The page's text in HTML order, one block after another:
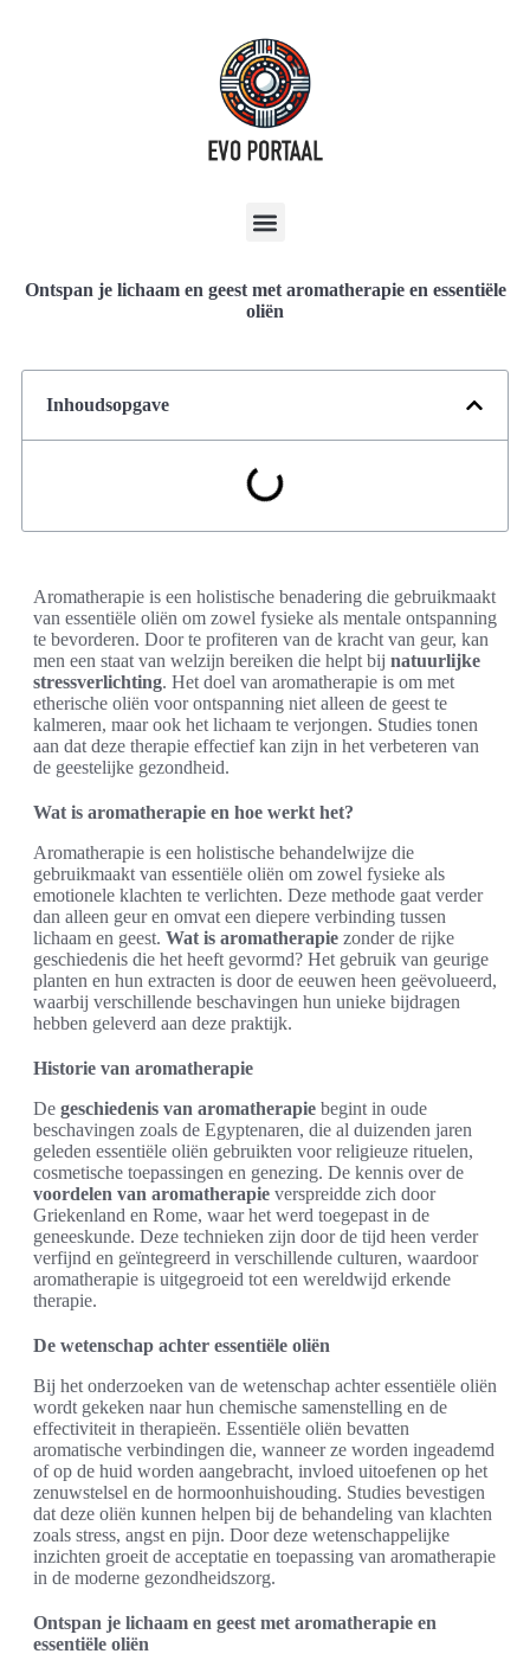
Ontspan je lichaam en geest met aromatherapie en essentiële
oliën
Inhoudsopgave
Aromatherapie is een holistische benadering die gebruikmaakt
van essentiële oliën om zowel fysieke als mentale ontspanning
te bevorderen. Door te profiteren van de kracht van geur, kan
men een staat van welzijn bereiken die helpt bij natuurlijke
stressverlichting. Het doel van aromatherapie is om met
etherische oliën voor ontspanning niet alleen de geest te
kalmeren, maar ook het lichaam te verjongen. Studies tonen
aan dat deze therapie effectief kan zijn in het verbeteren van
de geestelijke gezondheid.
Wat is aromatherapie en hoe werkt het?
Aromatherapie is een holistische behandelwijze die
gebruikmaakt van essentiële oliën om zowel fysieke als
emotionele klachten te verlichten. Deze methode gaat verder
dan alleen geur en omvat een diepere verbinding tussen
lichaam en geest. Wat is aromatherapie zonder de rijke
geschiedenis die het heeft gevormd? Het gebruik van geurige
planten en hun extracten is door de eeuwen heen geëvolueerd,
waarbij verschillende beschavingen hun unieke bijdragen
hebben geleverd aan deze praktijk.
Historie van aromatherapie
De geschiedenis van aromatherapie begint in oude
beschavingen zoals de Egyptenaren, die al duizenden jaren
geleden essentiële oliën gebruikten voor religieuze rituelen,
cosmetische toepassingen en genezing. De kennis over de
voordelen van aromatherapie verspreidde zich door
Griekenland en Rome, waar het werd toegepast in de
geneeskunde. Deze technieken zijn door de tijd heen verder
verfijnd en geïntegreerd in verschillende culturen, waardoor
aromatherapie is uitgegroeid tot een wereldwijd erkende
therapie.
De wetenschap achter essentiële oliën
Bij het onderzoeken van de wetenschap achter essentiële oliën
wordt gekeken naar hun chemische samenstelling en de
effectiviteit in therapieën. Essentiële oliën bevatten
aromatische verbindingen die, wanneer ze worden ingeademd
of op de huid worden aangebracht, invloed uitoefenen op het
zenuwstelsel en de hormoonhuishouding. Studies bevestigen
dat deze oliën kunnen helpen bij de behandeling van klachten
zoals stress, angst en pijn. Door deze wetenschappelijke
inzichten groeit de acceptatie en toepassing van aromatherapie
in de moderne gezondheidszorg.
Ontspan je lichaam en geest met aromatherapie en
essentiële oliën